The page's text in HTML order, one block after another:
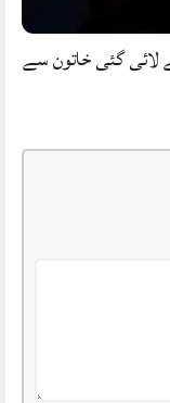
لائی گئی خاتون سے